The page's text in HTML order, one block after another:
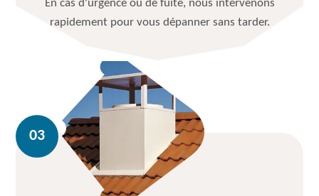
En cas d'urgence ou de fuite, nous intervenons
rapidement pour vous dépanner sans tarder.